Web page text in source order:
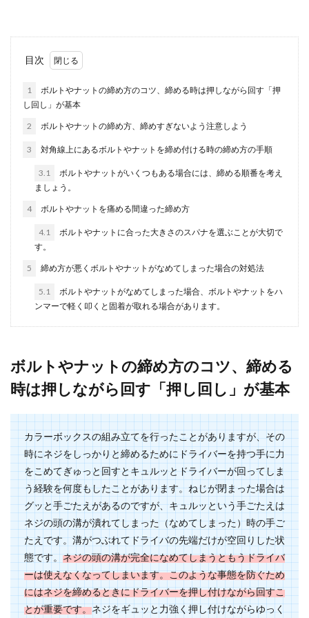
としない、掃...
レンジラッピング
花束のラッピングはいつもお店におまかせという
豪華で、贈る...
御という漢字、表書きなどでよく使われますよ
ね。またハガキや手紙を書くときに御中を使うこ
とも多く、筆を...
洗車機は水洗いとシャンプーどっちを
選ぶ？最後の拭き上げがコツ
セルフの洗車機はとても便利なものですが、水洗
い洗車やシャンプー洗車などコースがいくつかあ
ります。 ...
No Image
クリスマスをハンドメイドで可愛く！
簡単手作りオーナメント
目次
1
ボルトやナットの締め方のコツ、締める時は押しながら回す「押
し回し」が基本
2 ボルトやナットの締め方、締めすぎないよう注意しよう
3 対角線上にあるボルトやナットを締め付ける時の締め方の手順
3.1
ボルトやナットがいくつもある場合には、締める順番を考え
ましょう。
4 ボルトやナットを痛める間違った締め方
4.1
ボルトやナットに合った大きさのスパナを選ぶことが大切で
す。
5 締め方が悪くボルトやナットがなめてしまった場合の対処法
5.1
ボルトやナットがなめてしまった場合、ボルトやナットをハ
ンマーで軽く叩くと固着が取れる場合があります。
ボルトやナットの締め方のコツ、締める
時は押しながら回す「押し回し」が基本
カラーボックスの組み立てを行ったことがありますが、その
時にネジをしっかりと締めるためにドライバーを持つ手に力
をこめてぎゅっと回すとキュルッとドライバーが回ってしま
う経験を何度もしたことがあります。ねじが閉まった場合は
グッと手ごたえがあるのですが、キュルッという手ごたえは
ネジの頭の溝が潰れてしまった（なめてしまった）時の手ご
たえです。溝がつぶれてドライバの先端だけが空回りした状
態です。ネジの頭の溝が完全になめてしまうともうドライバ
ーは使えなくなってしまいます。このような事態を防ぐため
にはネジを締めるときにドライバーを押し付けながら回すこ
とが重要です。ネジをギュッと力強く押し付けながらゆっく